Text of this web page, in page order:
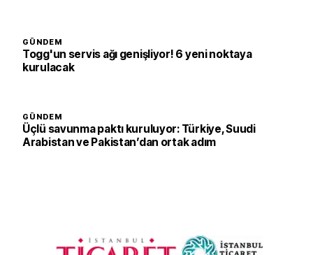
GÜNDEM
Togg'un servis ağı genişliyor! 6 yeni noktaya
kurulacak
GÜNDEM
Üçlü savunma paktı kuruluyor: Türkiye, Suudi
Arabistan ve Pakistan’dan ortak adım